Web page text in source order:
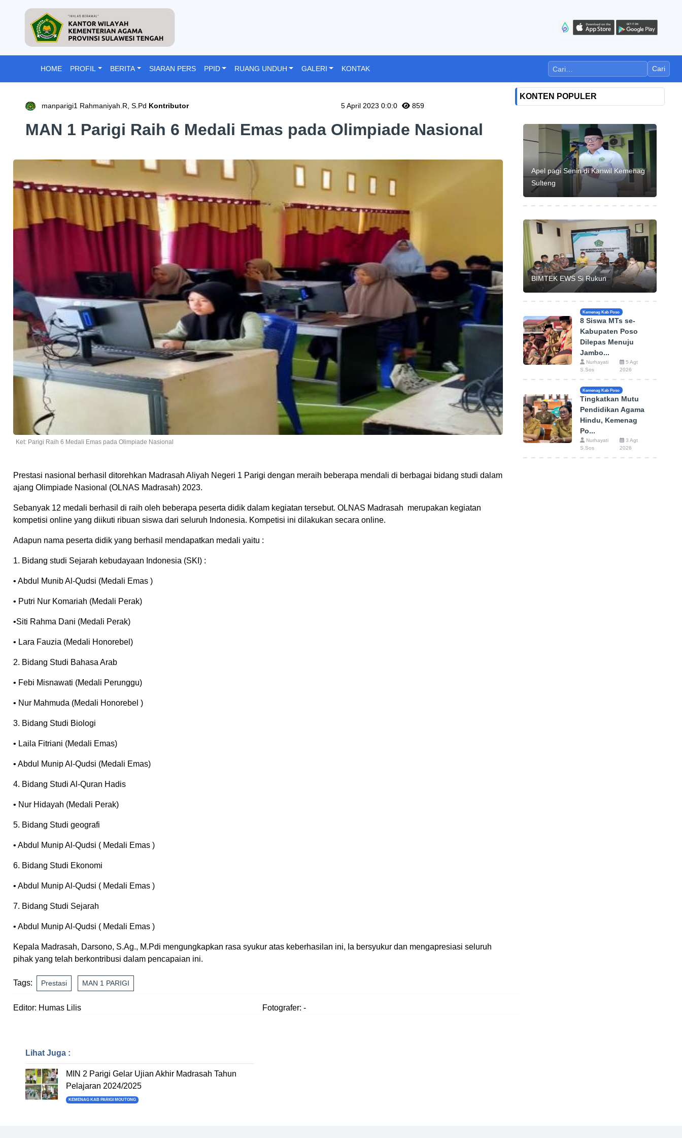
HOME PROFIL BERITA SIARAN PERS PPID RUANG UNDUH GALERI KONTAK Cari
manparigi1 Rahmaniyah.R, S.Pd Kontributor 5 April 2023 0:0:0 859
MAN 1 Parigi Raih 6 Medali Emas pada Olimpiade Nasional
Ket: Parigi Raih 6 Medali Emas pada Olimpiade Nasional
Prestasi nasional berhasil ditorehkan Madrasah Aliyah Negeri 1 Parigi dengan meraih beberapa mendali di berbagai bidang studi dalam
ajang Olimpiade Nasional (OLNAS Madrasah) 2023.
Sebanyak 12 medali berhasil di raih oleh beberapa peserta didik dalam kegiatan tersebut. OLNAS Madrasah merupakan kegiatan
kompetisi online yang diikuti ribuan siswa dari seluruh Indonesia. Kompetisi ini dilakukan secara online.
Adapun nama peserta didik yang berhasil mendapatkan medali yaitu :
1. Bidang studi Sejarah kebudayaan Indonesia (SKI) :
• Abdul Munib Al-Qudsi (Medali Emas )
• Putri Nur Komariah (Medali Perak)
•Siti Rahma Dani (Medali Perak)
• Lara Fauzia (Medali Honorebel)
2. Bidang Studi Bahasa Arab
• Febi Misnawati (Medali Perunggu)
• Nur Mahmuda (Medali Honorebel )
3. Bidang Studi Biologi
• Laila Fitriani (Medali Emas)
• Abdul Munip Al-Qudsi (Medali Emas)
4. Bidang Studi Al-Quran Hadis
• Nur Hidayah (Medali Perak)
5. Bidang Studi geografi
• Abdul Munip Al-Qudsi ( Medali Emas )
6. Bidang Studi Ekonomi
• Abdul Munip Al-Qudsi ( Medali Emas )
7. Bidang Studi Sejarah
• Abdul Munip Al-Qudsi ( Medali Emas )
Kepala Madrasah, Darsono, S.Ag., M.Pdi mengungkapkan rasa syukur atas keberhasilan ini, Ia bersyukur dan mengapresiasi seluruh
pihak yang telah berkontribusi dalam pencapaian ini.
Tags: Prestasi MAN 1 PARIGI
Editor: Humas Lilis Fotografer: -
Lihat Juga :
MIN 2 Parigi Gelar Ujian Akhir Madrasah Tahun
Pelajaran 2024/2025
KEMENAG KAB PARIGI MOUTONG
KONTEN POPULER
Apel pagi Senin di Kanwil Kemenag
Sulteng
BIMTEK EWS Si Rukun
Kemenag Kab Poso
8 Siswa MTs se-
Kabupaten Poso
Dilepas Menuju
Jambo...
Nurhayati
S.Sos
5 Agt
2026
Kemenag Kab Poso
Tingkatkan Mutu
Pendidikan Agama
Hindu, Kemenag
Po...
Nurhayati
S.Sos
3 Agt
2026